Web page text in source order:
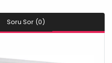
Soru Sor (0)